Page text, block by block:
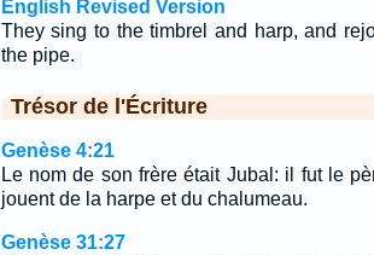
English Revised Version
They sing to the timbrel and harp, and
the pipe.
Trésor de l'Écriture
Genèse 4:21
Le nom de son frère était Jubal: il fut le
jouent de la harpe et du chalumeau.
Genèse 31:27